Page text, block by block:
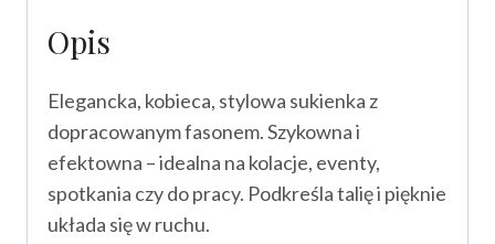
Opis
Elegancka, kobieca, stylowa sukienka z
dopracowanym fasonem. Szykowna i
efektowna – idealna na kolacje, eventy,
spotkania czy do pracy. Podkreśla talię i pięknie
układa się w ruchu.